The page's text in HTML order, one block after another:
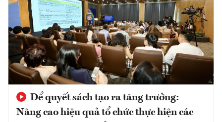
Để quyết sách tạo ra tăng trưởng:
Nâng cao hiệu quả tổ chức thực hiện các